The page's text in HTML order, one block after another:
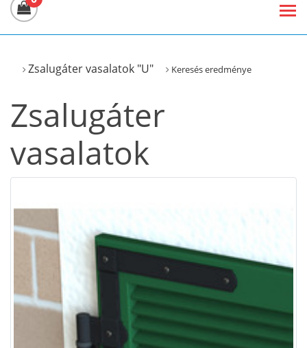
Zsalugáter vasalatok "U" Keresés eredménye
Zsalugáter
vasalatok